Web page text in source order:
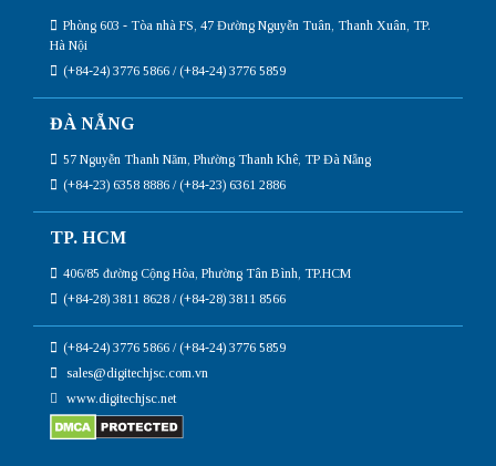
Phòng 603 - Tòa nhà FS, 47 Đường Nguyễn Tuân, Thanh Xuân, TP.
Hà Nội
(+84-24) 3776 5866 / (+84-24) 3776 5859
ĐÀ NẴNG
57 Nguyễn Thanh Năm, Phường Thanh Khê, TP Đà Nẵng
(+84-23) 6358 8886 / (+84-23) 6361 2886
TP. HCM
406/85 đường Cộng Hòa, Phường Tân Bình, TP.HCM
(+84-28) 3811 8628 / (+84-28) 3811 8566
(+84-24) 3776 5866 / (+84-24) 3776 5859
sales@digitechjsc.com.vn
www.digitechjsc.net